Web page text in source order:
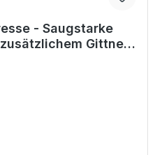
- Saugstarke
Gittnetz